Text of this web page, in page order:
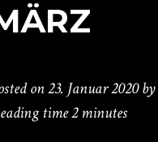
on23. Januar 2020by
time2 minutes